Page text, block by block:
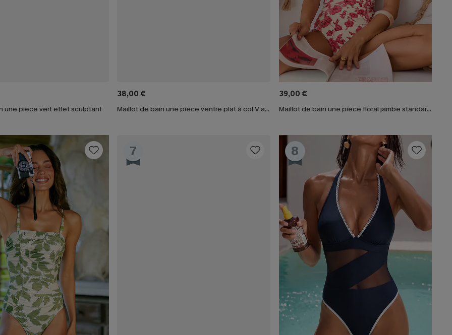
une pièce vert effet sculptant
38,00 €
Maillot de bain une pièce ventre plat à col V avec Mesh power
39,00 €
Maillot de bain une pièce floral jambe standard col plongeant
7 8